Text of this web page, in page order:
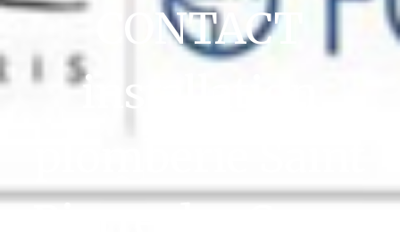
CONTACT
installation